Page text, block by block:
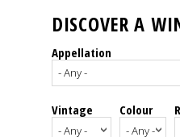
Our
events
Spirits
DISCOVER A
Appellation
Vintage Colour